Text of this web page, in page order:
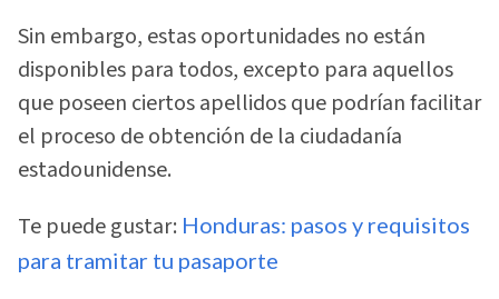
Sin embargo, estas oportunidades no están
disponibles para todos, excepto para aquellos
que poseen ciertos apellidos que podrían facilitar
el proceso de obtención de la ciudadanía
estadounidense.
Te puede gustar: Honduras: pasos y requisitos
para tramitar tu pasaporte